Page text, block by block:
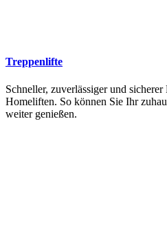
Treppenlifte
Schneller, zuverlässiger und
Homeliften. So können Sie Ihr
weiter genießen.